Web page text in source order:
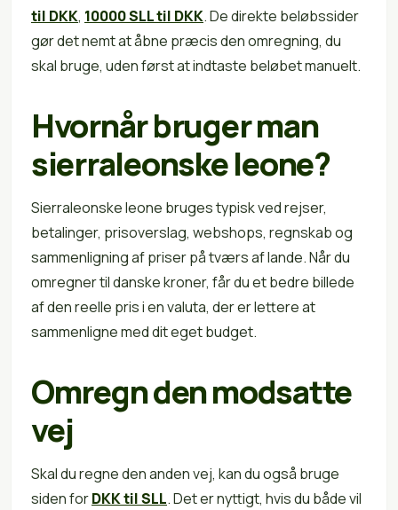
til DKK, 10000 SLL til DKK. De direkte beløbssider
gør det nemt at åbne præcis den omregning, du
skal bruge, uden først at indtaste beløbet manuelt.
Hvornår bruger man
sierraleonske leone?
Sierraleonske leone bruges typisk ved rejser,
betalinger, prisoverslag, webshops, regnskab og
sammenligning af priser på tværs af lande. Når du
omregner til danske kroner, får du et bedre billede
af den reelle pris i en valuta, der er lettere at
sammenligne med dit eget budget.
Omregn den modsatte
vej
Skal du regne den anden vej, kan du også bruge
siden forDKK til SLL. Det er nyttigt, hvis du både vil